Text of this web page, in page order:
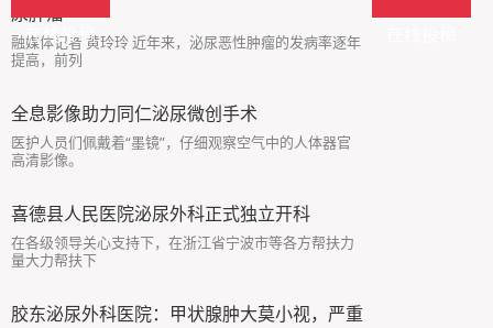
尿肿瘤
融媒体记者 黄玲玲 近年来，泌尿恶性肿瘤的发病率逐年
提高，前列
全息影像助力同仁泌尿微创手术
医护人员们佩戴着“墨镜”，仔细观察空气中的人体器官
高清影像。
喜德县人民医院泌尿外科正式独立开科
在各级领导关心支持下，在浙江省宁波市等各方帮扶力
量大力帮扶下
胶东泌尿外科医院：甲状腺肿大莫小视，严重
在线投稿